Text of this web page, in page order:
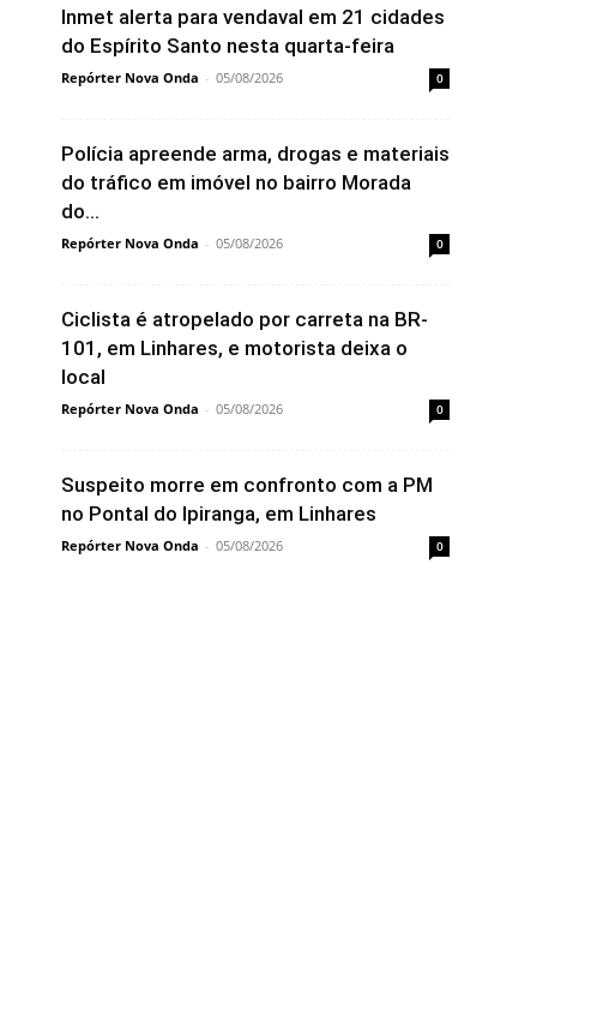
Inmet alerta para vendaval em 21 cidades
do Espírito Santo nesta quarta-feira
Repórter Nova Onda - 05/08/2026 0
Polícia apreende arma, drogas e materiais
do tráfico em imóvel no bairro Morada
do...
Repórter Nova Onda - 05/08/2026 0
Ciclista é atropelado por carreta na BR-
101, em Linhares, e motorista deixa o
local
Repórter Nova Onda - 05/08/2026 0
Suspeito morre em confronto com a PM
no Pontal do Ipiranga, em Linhares
Repórter Nova Onda - 05/08/2026 0